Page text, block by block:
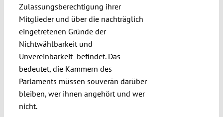
Zulassungsberechtigung ihrer
Mitglieder und über die nachträglich
eingetretenen Gründe der
Nichtwählbarkeit und
Unvereinbarkeit befindet. Das
bedeutet, die Kammern des
Parlaments müssen souverän darüber
bleiben, wer ihnen angehört und wer
nicht.